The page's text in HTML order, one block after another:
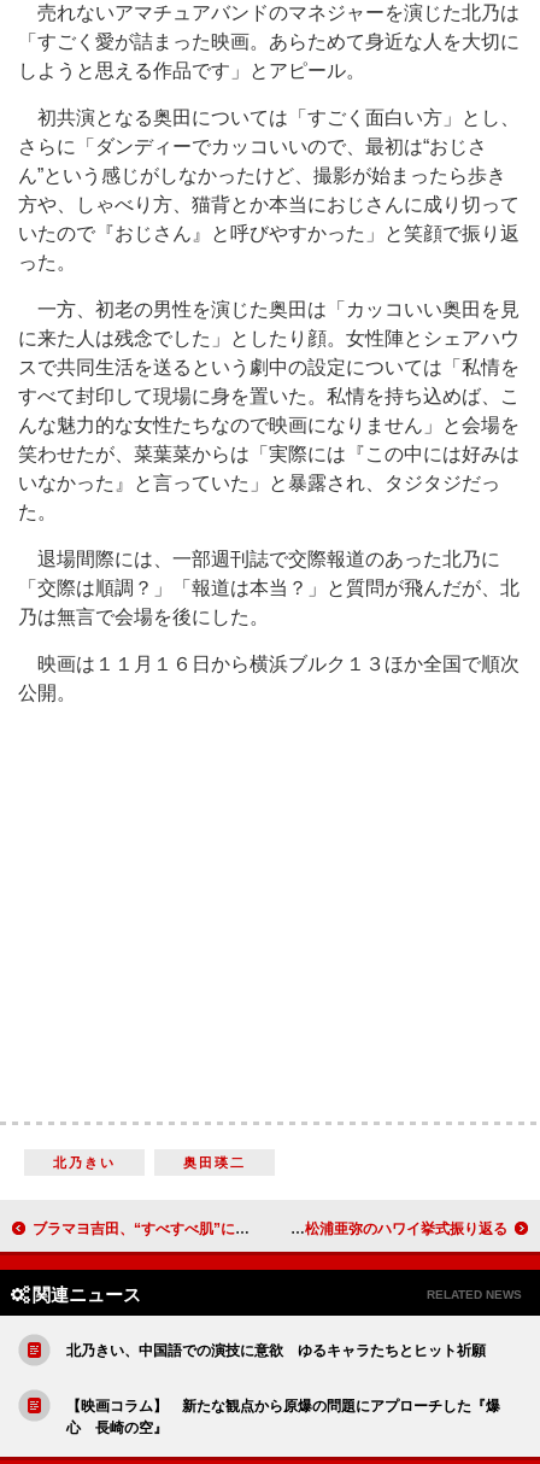
売れないアマチュアバンドのマネジャーを演じた北乃は
「すごく愛が詰まった映画。あらためて身近な人を大切に
しようと思える作品です」とアピール。
初共演となる奥田については「すごく面白い方」とし、
さらに「ダンディーでカッコいいので、最初は“おじさ
ん”という感じがしなかったけど、撮影が始まったら歩き
方や、しゃべり方、猫背とか本当におじさんに成り切って
いたので『おじさん』と呼びやすかった」と笑顔で振り返
った。
一方、初老の男性を演じた奥田は「カッコいい奥田を見
に来た人は残念でした」としたり顔。女性陣とシェアハウ
スで共同生活を送るという劇中の設定については「私情を
すべて封印して現場に身を置いた。私情を持ち込めば、こ
んな魅力的な女性たちなので映画になりません」と会場を
笑わせたが、菜葉菜からは「実際には『この中には好みは
いなかった』と言っていた」と暴露され、タジタジだっ
た。
退場間際には、一部週刊誌で交際報道のあった北乃に
「交際は順調？」「報道は本当？」と質問が飛んだが、北
乃は無言で会場を後にした。
映画は１１月１６日から横浜ブルク１３ほか全国で順次
公開。
北乃きい 奥田瑛二
ブラマヨ吉田、“すべすべ肌”に大変身 「嫁から『世界一カッコいい』と言われた」 藤本美貴、“ベストカップル”に感動 松浦亜弥のハワイ挙式振り返る
関連ニュース RELATED NEWS
北乃きい、中国語での演技に意欲 ゆるキャラたちとヒット祈願
【映画コラム】 新たな観点から原爆の問題にアプローチした『爆
心 長崎の空』